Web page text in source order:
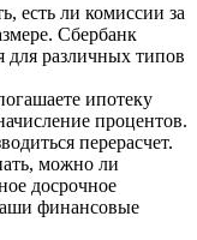
есть ли комиссии за
Сбербанк
для различных типов
ипотеку
процентов.
перерасчет.
можно ли
досрочное
финансовые